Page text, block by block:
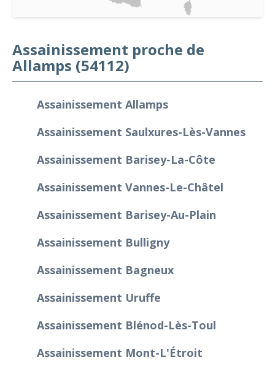
Assainissement proche de
Allamps (54112)
Assainissement Allamps
Assainissement Saulxures-Lès-Vannes
Assainissement Barisey-La-Côte
Assainissement Vannes-Le-Châtel
Assainissement Barisey-Au-Plain
Assainissement Bulligny
Assainissement Bagneux
Assainissement Uruffe
Assainissement Blénod-Lès-Toul
Assainissement Mont-L'Étroit